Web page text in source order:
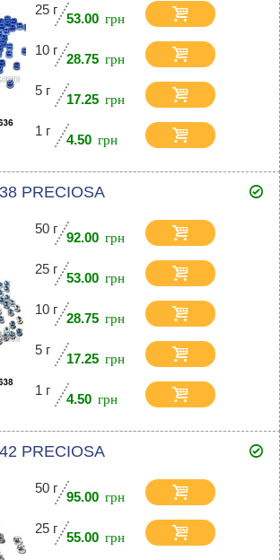
25 г
53.00
10 г
28.75
5 г
17.25
1 г
4.50
PRECIOSA
50 г
92.00
25 г
53.00
10 г
28.75
5 г
17.25
1 г
4.50
PRECIOSA
50 г
95.00
25 г
55.00